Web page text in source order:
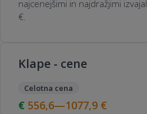
najcenejšimi in najdražjimi
€.
Klape - cene
Celotna cena
556,6—1077,9 €